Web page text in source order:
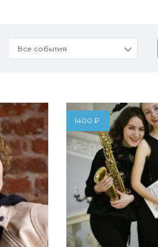
Все события
1400 ₽